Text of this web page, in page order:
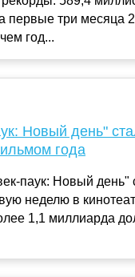
первые три месяца
год...
Новый день"
года
паук: Новый день"
неделю в
1,1 миллиарда